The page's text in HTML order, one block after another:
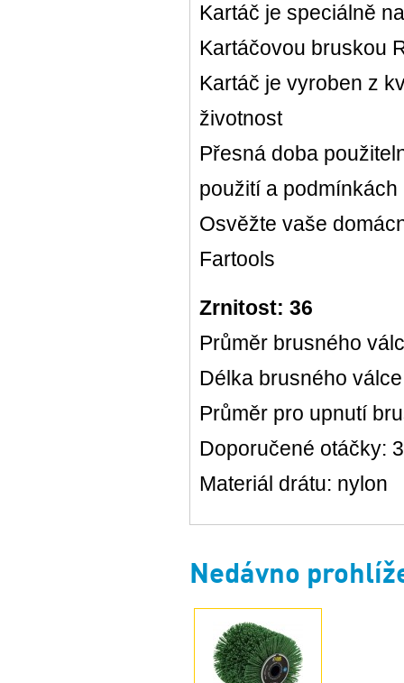
Kartáč je speciálně
Kartáčovou bruskou
Kartáč je vyroben z
životnost
Přesná doba
použití a podmínkách
Osvěžte vaše
Fartools
Zrnitost: 36
Průměr brusného
Délka brusného
Průměr pro upnutí
Doporučené otáčky:
Materiál drátu: nylon
Nedávno